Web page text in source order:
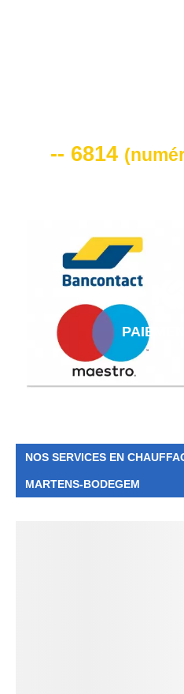
-- 6814 (
NOS SERVICES EN
MARTENS-BODEGEM